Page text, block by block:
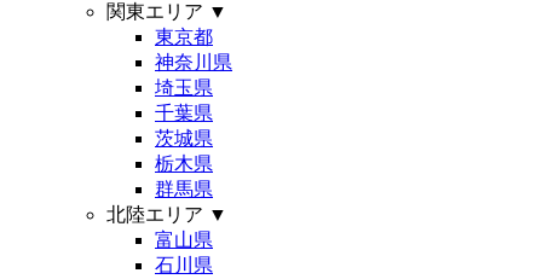
関東エリア ▼
東京都
神奈川県
埼玉県
千葉県
茨城県
栃木県
群馬県
北陸エリア ▼
富山県
石川県